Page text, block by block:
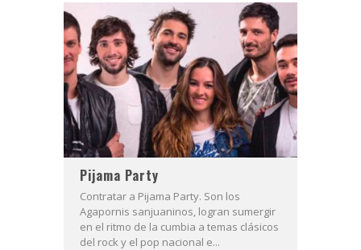
Los Ángeles Azules
Pijama Party
Contratar a Pijama Party. Son los
Agapornis sanjuaninos, logran sumergir
en el ritmo de la cumbia a temas clásicos
del rock y el pop nacional e...